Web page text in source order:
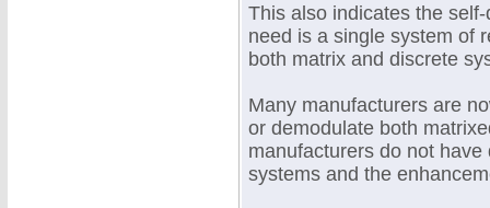
This also indicates the
need is a single system of
both matrix and discrete
Many manufacturers are
or demodulate both
manufacturers do not
systems and the